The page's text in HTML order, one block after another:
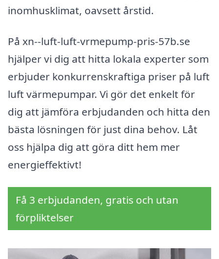
inomhusklimat, oavsett årstid.
På xn--luft-luft-vrmepump-pris-57b.se
hjälper vi dig att hitta lokala experter som
erbjuder konkurrenskraftiga priser på luft
luft värmepumpar. Vi gör det enkelt för
dig att jämföra erbjudanden och hitta den
bästa lösningen för just dina behov. Låt
oss hjälpa dig att göra ditt hem mer
energieffektivt!
Få 3 erbjudanden, gratis och utan
förpliktelser